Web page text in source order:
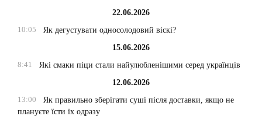
22.06.2026
10:05
Як дегустувати односолодовий віскі?
15.06.2026
8:41
Які смаки піци стали найулюбленішими серед українців
12.06.2026
13:00
Як правильно зберігати суші після доставки, якщо не
плануєте їсти їх одразу